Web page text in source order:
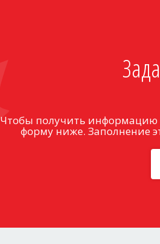
Чтобы получить информацию
форму ниже. Заполнение